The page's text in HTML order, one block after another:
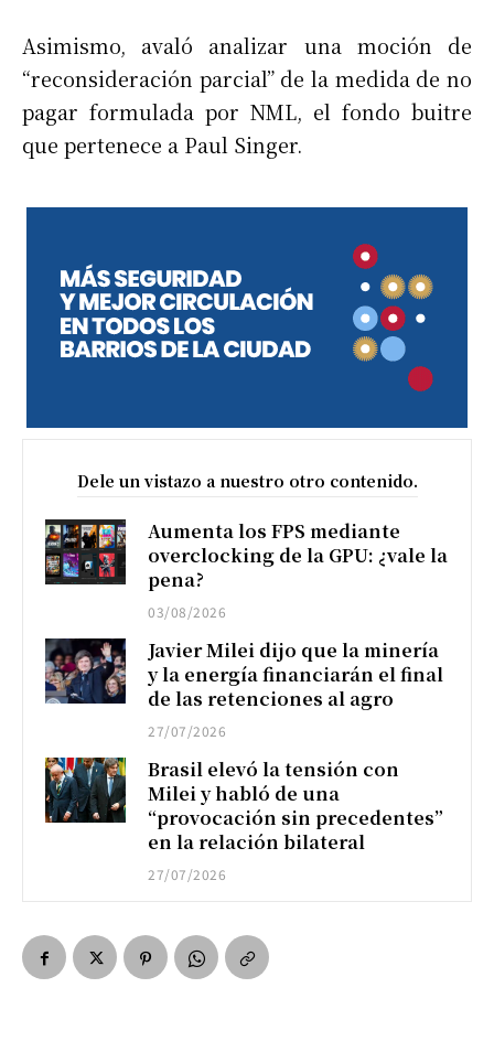
Asimismo, avaló analizar una moción de
“reconsideración parcial” de la medida de no
pagar formulada por NML, el fondo buitre
que pertenece a Paul Singer.
Dele un vistazo a nuestro otro contenido.
Aumenta los FPS mediante
overclocking de la GPU: ¿vale la
pena?
03/08/2026
Javier Milei dijo que la minería
y la energía financiarán el final
de las retenciones al agro
27/07/2026
Brasil elevó la tensión con
Milei y habló de una
“provocación sin precedentes”
en la relación bilateral
27/07/2026